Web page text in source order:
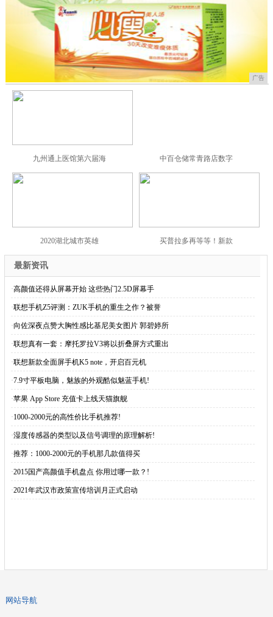
广告
九州通上医馆第六届海 中百仓储常青路店数字
2020湖北城市英雄 买普拉多再等等！新款
最新资讯
·高颜值还得从屏幕开始 这些热门2.5D屏幕手
·联想手机Z5评测：ZUK手机的重生之作？被誉
·向佐深夜点赞大胸性感比基尼美女图片 郭碧婷所
·联想真有一套：摩托罗拉V3将以折叠屏方式重出
·联想新款全面屏手机K5 note，开启百元机
·7.9寸平板电脑，魅族的外观酷似魅蓝手机!
·苹果 App Store 充值卡上线天猫旗舰
·1000-2000元的高性价比手机推荐!
·湿度传感器的类型以及信号调理的原理解析!
·推荐：1000-2000元的手机那几款值得买
·2015国产高颜值手机盘点 你用过哪一款？!
·2021年武汉市政策宣传培训月正式启动
网站导航